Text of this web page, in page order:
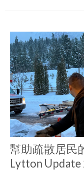
幫助疏散居民
Lytton